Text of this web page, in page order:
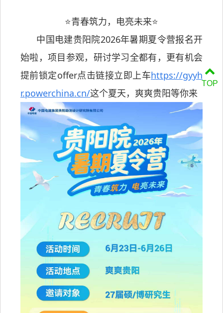
⭐青春筑力，电亮未来⭐
始啦，项目参观，研讨学习全都有，更有机会
提前锁定offer点击链接立即上车https://gyyh
r.powerchina.cn/这个夏天，爽爽贵阳等你来
TOP